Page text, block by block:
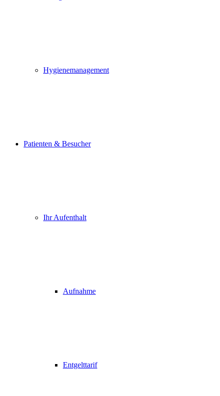
Hygienemanagement
Patienten & Besucher
Ihr Aufenthalt
Aufnahme
Entgelttarif